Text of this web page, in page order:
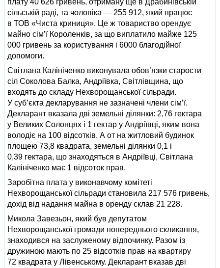
плату 40 626 гривень, отриману ще в Драбинівській
сільській раді, та чоловіка — 255 912, який працює
в ТОВ «Чиста криниця». Це ж товариство орендує
майно сім’ї Короленків, за що виплатило майже 125
000 гривень за користування і 6000 благодійної
допомоги.
Світлана Калініченко виконувала обов’язки старости
сіл Соколова Балка, Андріївка, Світлівщина, що
входять до складу Нехворощанської сільради.
У суб’єкта декларування не зазначені члени сім’ї.
Декларант вказала дві земельні ділянки: 2,76 гектара
у Великих Солонцях і 1 гектар у Андріївці, яким вона
володіє на 100 відсотків. А от на житловий будинок
площею 73,8 квадрата, земельні ділянки 0,1 і
0,39 гектара, що знаходяться в Андріївці, Світлана
Калініченко має 1 відсоток прав.
Заробітна плата у виконавчому комітеті
Нехворощанської сільради становила 217 576 гривень,
дохід від надання майна в оренду склав 21 228.
Микола Завезьон, який був депутатом
Нехворощанської громади попереднього скликання,
знаходився на заслуженому відпочинку. Разом із
дружиною мають по 25 відсотків прав на квартиру
72 квадрата у Лівенському. Декларант вказав дві